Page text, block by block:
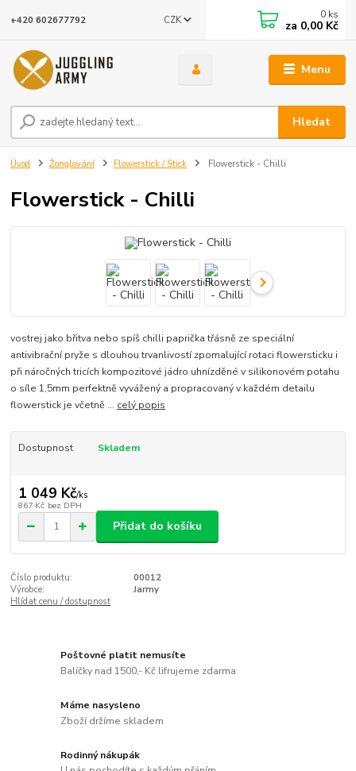
Menu
CZK
Hledat
+420 602677792 0 ks
za 0,00 Kč
Úvod Žonglování Flowerstick / Stick Flowerstick - Chilli
Flowerstick - Chilli
vostrej jako břitva nebo spíš chilli paprička třásně ze speciální
antivibrační pryže s dlouhou trvanlivostí zpomalující rotaci flowersticku i
při náročných tricích kompozitové jádro uhnízděné v silikonovém potahu
o síle 1,5mm perfektně vyvážený a propracovaný v každém detailu
flowerstick je včetně ... celý popis
Dostupnost Skladem
1 049 Kč/ks
867 Kč bez DPH
Přidat do košíku
Číslo produktu:
00012
Výrobce:
Jarmy
Hlídat cenu / dostupnost
Poštovné platit nemusíte
Balíčky nad 1500,- Kč lifrujeme zdarma
Máme nasysleno
Zboží držíme skladem
Rodinný nákupák